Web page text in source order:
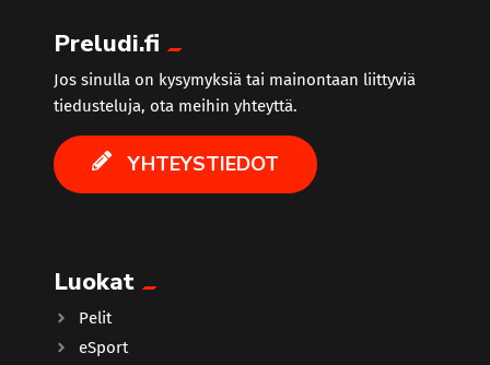
Preludi.fi
Jos sinulla on kysymyksiä tai mainontaan liittyviä
tiedusteluja, ota meihin yhteyttä.
YHTEYSTIEDOT
Luokat
Pelit
eSport